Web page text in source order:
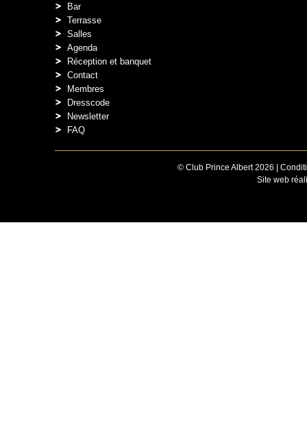
Bar
Terrasse
Salles
Agenda
Réception et banquet
Contact
Membres
Dresscode
Newsletter
FAQ
© Club Prince Albert 2026 |
Site web